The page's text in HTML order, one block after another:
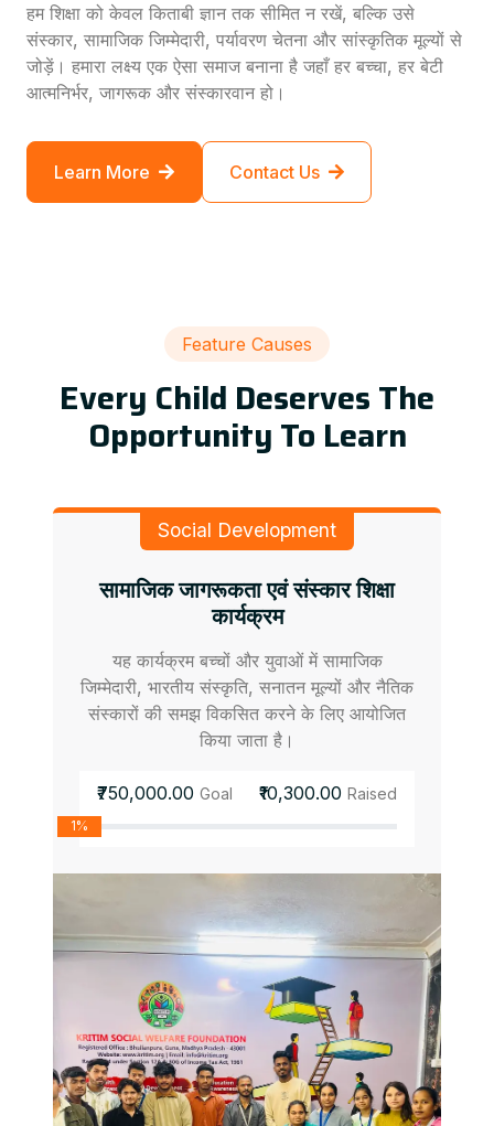
हम शिक्षा को केवल किताबी ज्ञान तक सीमित न रखें, बल्कि उसे
संस्कार, सामाजिक जिम्मेदारी, पर्यावरण चेतना और सांस्कृतिक मूल्यों से
जोड़ें। हमारा लक्ष्य एक ऐसा समाज बनाना है जहाँ हर बच्चा, हर बेटी
आत्मनिर्भर, जागरूक और संस्कारवान हो।
Learn More Contact Us
Feature Causes
Every Child Deserves The
Opportunity To Learn
Social Development
सामाजिक जागरूकता एवं संस्कार शिक्षा
कार्यक्रम
यह कार्यक्रम बच्चों और युवाओं में सामाजिक
जिम्मेदारी, भारतीय संस्कृति, सनातन मूल्यों और नैतिक
संस्कारों की समझ विकसित करने के लिए आयोजित
किया जाता है।
₹750,000.00 Goal ₹10,300.00 Raised
1%